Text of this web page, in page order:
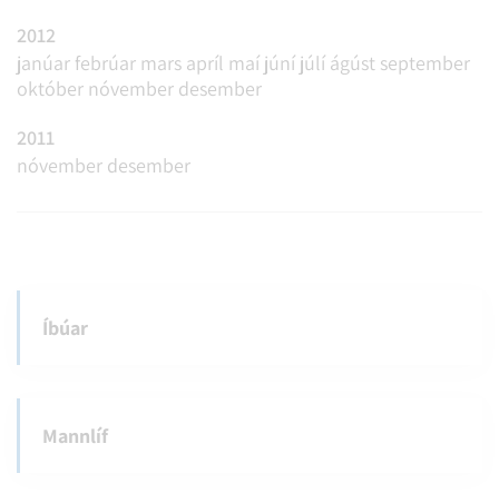
2012
janúar febrúar mars apríl maí júní júlí ágúst september
október nóvember desember
2011
nóvember desember
Íbúar
Mannlíf